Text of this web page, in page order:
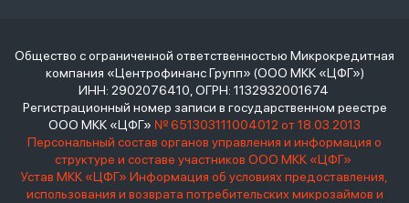
Общество с ограниченной ответственностью Микрокредитная
компания «Центрофинанс Групп» (ООО МКК «ЦФГ»)
ИНН: 2902076410, ОГРН: 1132932001674
Регистрационный номер записи в государственном реестре
ООО МКК «ЦФГ» № 651303111004012 от 18.03.2013
Персональный состав органов управления и информация о
структуре и составе участников ООО МКК «ЦФГ»
Устав МКК «ЦФГ» Информация об условиях предоставления,
использования и возврата потребительских микрозаймов и